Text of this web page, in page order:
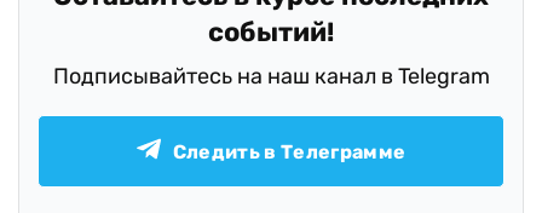
событий!
Подписывайтесь на наш канал в Telegram
Следить в Телеграмме